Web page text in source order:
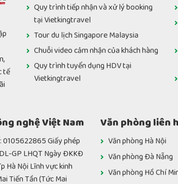
tế
Quy trình tiếp nhận và xử lý booking
tại Vietkingtravel
Tour du lịch Singapore Malaysia
Chuỗi video cảm nhận của khách hàng
Quy trình tuyển dụng HDV tại
Vietkingtravel
nghệ Việt Nam
Giấy phép
GP LHQT Ngày ĐKKĐ
Hà Nội Lĩnh vực kinh
Tiến Tần (Tức Mai
Văn phòng liên
Văn phòng Hà Nội
Văn phòng Đà Nẵng
Văn phòng Hồ Chí